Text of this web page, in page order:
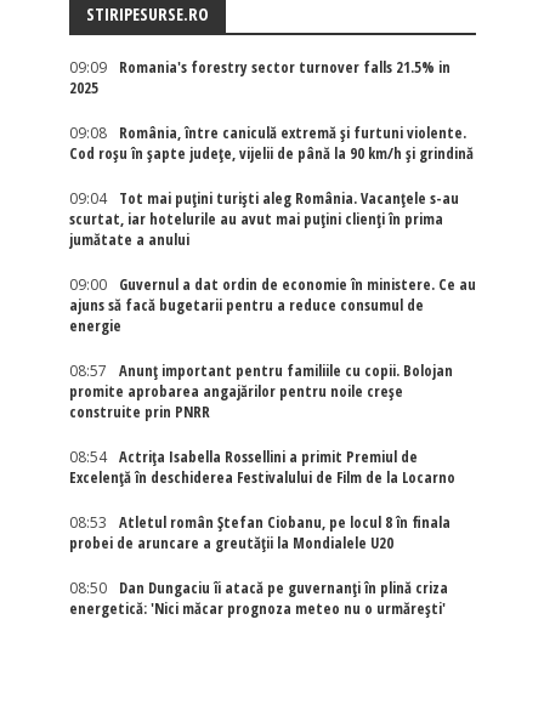
STIRIPESURSE.RO
09:09
Romania's forestry sector turnover falls 21.5% in
2025
09:08
România, între caniculă extremă și furtuni violente.
Cod roșu în șapte județe, vijelii de până la 90 km/h și grindină
09:04
Tot mai puțini turiști aleg România. Vacanțele s-au
scurtat, iar hotelurile au avut mai puțini clienți în prima
jumătate a anului
09:00
Guvernul a dat ordin de economie în ministere. Ce au
ajuns să facă bugetarii pentru a reduce consumul de
energie
08:57
Anunț important pentru familiile cu copii. Bolojan
promite aprobarea angajărilor pentru noile creșe
construite prin PNRR
08:54
Actriţa Isabella Rossellini a primit Premiul de
Excelenţă în deschiderea Festivalului de Film de la Locarno
08:53
Atletul român Ștefan Ciobanu, pe locul 8 în finala
probei de aruncare a greutății la Mondialele U20
08:50
Dan Dungaciu îi atacă pe guvernanți în plină criza
energetică: 'Nici măcar prognoza meteo nu o urmărești'